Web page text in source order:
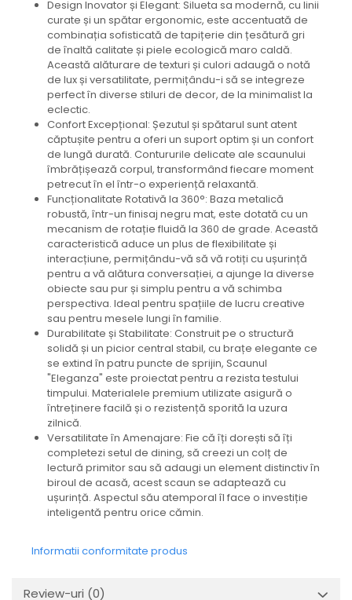
Design Inovator și Elegant: Silueta sa modernă, cu linii
curate și un spătar ergonomic, este accentuată de
combinația sofisticată de tapițerie din țesătură gri
de înaltă calitate și piele ecologică maro caldă.
Această alăturare de texturi și culori adaugă o notă
de lux și versatilitate, permițându-i să se integreze
perfect în diverse stiluri de decor, de la minimalist la
eclectic.
Confort Excepțional: Șezutul și spătarul sunt atent
căptușite pentru a oferi un suport optim și un confort
de lungă durată. Contururile delicate ale scaunului
îmbrățișează corpul, transformând fiecare moment
petrecut în el într-o experiență relaxantă.
Funcționalitate Rotativă la 360°: Baza metalică
robustă, într-un finisaj negru mat, este dotată cu un
mecanism de rotație fluidă la 360 de grade. Această
caracteristică aduce un plus de flexibilitate și
interacțiune, permițându-vă să vă rotiți cu ușurință
pentru a vă alătura conversației, a ajunge la diverse
obiecte sau pur și simplu pentru a vă schimba
perspectiva. Ideal pentru spațiile de lucru creative
sau pentru mesele lungi în familie.
Durabilitate și Stabilitate: Construit pe o structură
solidă și un picior central stabil, cu brațe elegante ce
se extind în patru puncte de sprijin, Scaunul
"Eleganza" este proiectat pentru a rezista testului
timpului. Materialele premium utilizate asigură o
întreținere facilă și o rezistență sporită la uzura
zilnică.
Versatilitate în Amenajare: Fie că îți dorești să îți
completezi setul de dining, să creezi un colț de
lectură primitor sau să adaugi un element distinctiv în
biroul de acasă, acest scaun se adaptează cu
ușurință. Aspectul său atemporal îl face o investiție
inteligentă pentru orice cămin.
Informatii conformitate produs
Review-uri (0)